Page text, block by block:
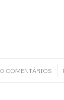
0 COMENTÁRIOS
/